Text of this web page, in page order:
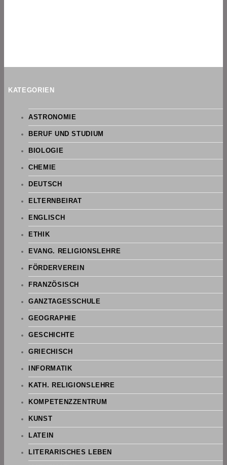
KATEGORIEN
ASTRONOMIE
BERUF UND STUDIUM
BIOLOGIE
CHEMIE
DEUTSCH
ELTERNBEIRAT
ENGLISCH
ETHIK
EVANG. RELIGIONSLEHRE
FÖRDERVEREIN
FRANZÖSISCH
GANZTAGESSCHULE
GEOGRAPHIE
GESCHICHTE
GRIECHISCH
INFORMATIK
KATH. RELIGIONSLEHRE
KOMPETENZZENTRUM
KUNST
LATEIN
LITERARISCHES LEBEN